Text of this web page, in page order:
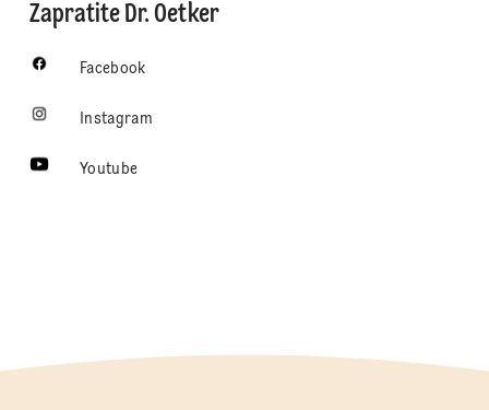
Zapratite Dr. Oetker
Facebook
Instagram
Youtube